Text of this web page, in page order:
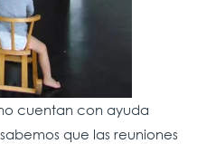
cuentan con ayuda
que las reuniones